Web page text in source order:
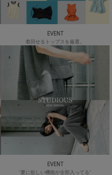
EVENT
着回せるトップスを厳選。
EVENT
"夏に欲しい機能が全部入ってる"